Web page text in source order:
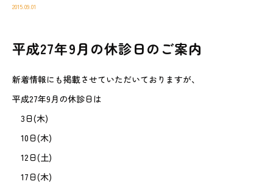
糸島市･福岡市西区で
お気軽にお問い合わせ
2015.09.01
平成27年9月の休診日のご案内
新着情報にも掲載させていただいておりますが、
平成27年9月の休診日は
3日(木)
10日(木)
12日(土)
17日(木)